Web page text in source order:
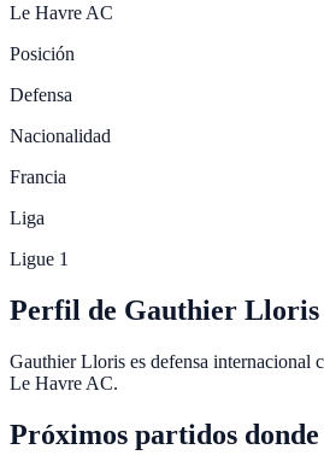
Le Havre AC
Posición
Defensa
Nacionalidad
Francia
Liga
Ligue 1
Perfil de Gauthier Lloris
Gauthier Lloris es defensa internacional
Le Havre AC.
Próximos partidos